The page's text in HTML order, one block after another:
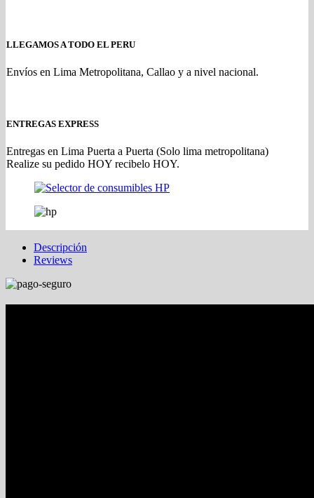
LLEGAMOS A TODO EL PERU
Envíos en Lima Metropolitana, Callao y a nivel nacional.
ENTREGAS EXPRESS
Entregas en Lima Puerta a Puerta (Solo lima metropolitana)
Realize su pedido HOY recibelo HOY.
Descripción
Reviews